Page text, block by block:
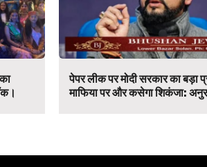
पेपर लीक पर मोदी सरकार का बड़ा
माफिया पर और कसेगा शिकंजा: